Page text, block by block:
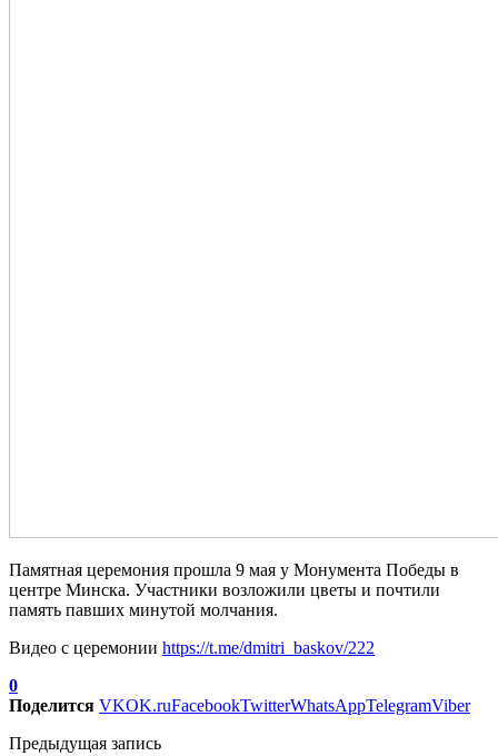
Памятная церемония прошла 9 мая у Монумента Победы в
центре Минска. Участники возложили цветы и почтили
память павших минутой молчания.
Видео с церемонии https://t.me/dmitri_baskov/222
0
Поделится VKOK.ruFacebookTwitterWhatsAppTelegramViber
Предыдущая запись